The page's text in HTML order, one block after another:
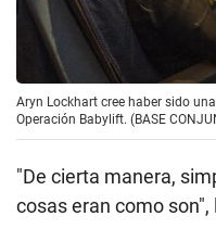
El pasado
Para otros como Aryn,
ver menos con su
inmensa curiosidad.